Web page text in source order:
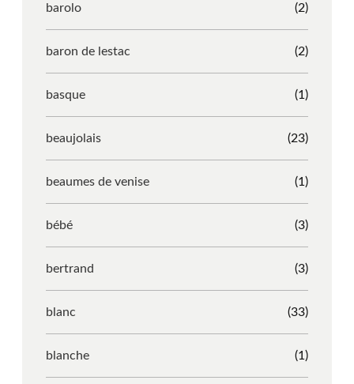
barolo (2)
baron de lestac (2)
basque (1)
beaujolais (23)
beaumes de venise (1)
bébé (3)
bertrand (3)
blanc (33)
blanche (1)